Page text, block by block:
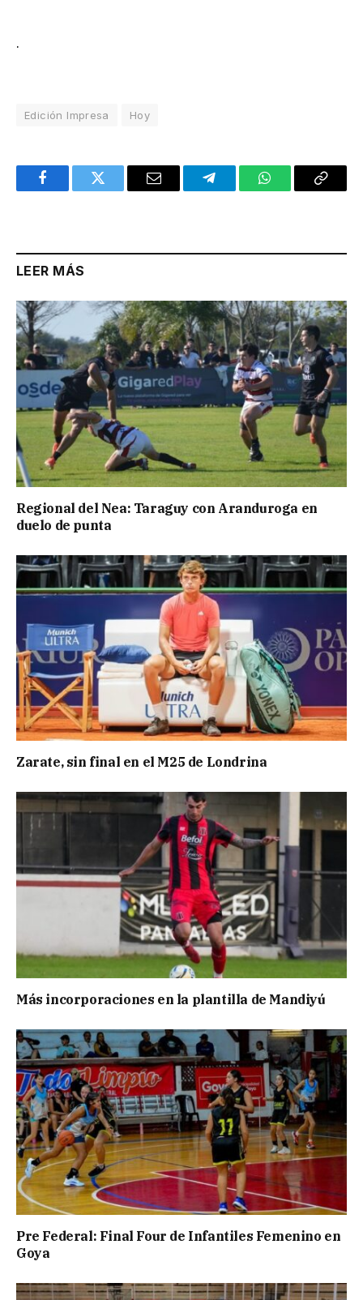
.
Edición Impresa Hoy
FacebookTwitter Email TelegramWhatsAppCopy
LEER MÁS
Regional del Nea: Taraguy con Aranduroga en
duelo de punta
Zarate, sin final en el M25 de Londrina
Más incorporaciones en la plantilla de Mandiyú
Pre Federal: Final Four de Infantiles Femenino en
Goya